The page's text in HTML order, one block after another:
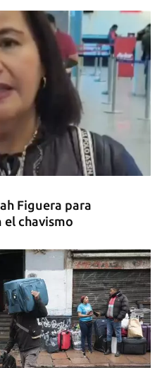
Figuera para
chavismo